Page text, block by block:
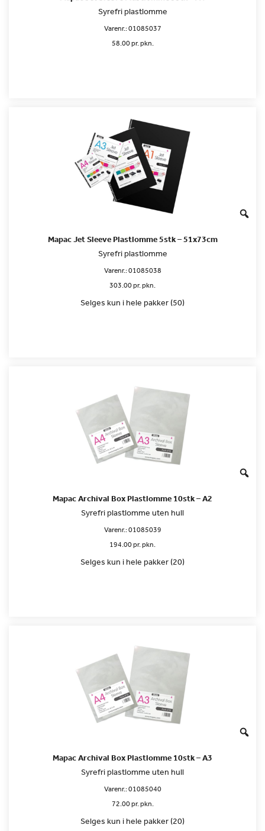
Syrefri plastlomme
Varenr.:01085037
58.00 pr. pkn.
Mapac Jet Sleeve Plastlomme 5stk – 51x73cm
Syrefri plastlomme
Varenr.:01085038
303.00 pr. pkn.
Selges kun i hele pakker (50)
Mapac Archival Box Plastlomme 10stk – A2
Syrefri plastlomme uten hull
Varenr.:01085039
194.00 pr. pkn.
Selges kun i hele pakker (20)
Mapac Archival Box Plastlomme 10stk – A3
Syrefri plastlomme uten hull
Varenr.:01085040
72.00 pr. pkn.
Selges kun i hele pakker (20)